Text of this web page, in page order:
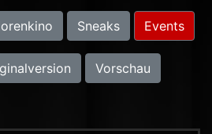
Sneaks Events
Vorschau